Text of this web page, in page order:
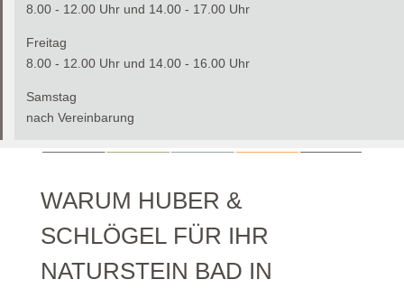
8.00 - 12.00 Uhr und 14.00 - 17.00 Uhr
Freitag
8.00 - 12.00 Uhr und 14.00 - 16.00 Uhr
Samstag
nach Vereinbarung
WARUM HUBER &
SCHLÖGEL FÜR IHR
NATURSTEIN BAD IN